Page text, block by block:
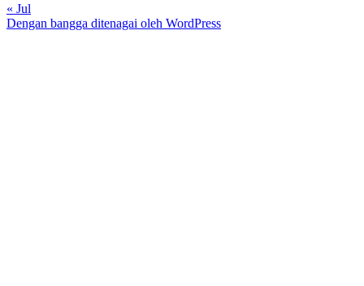
« Jul
Dengan bangga ditenagai oleh WordPress